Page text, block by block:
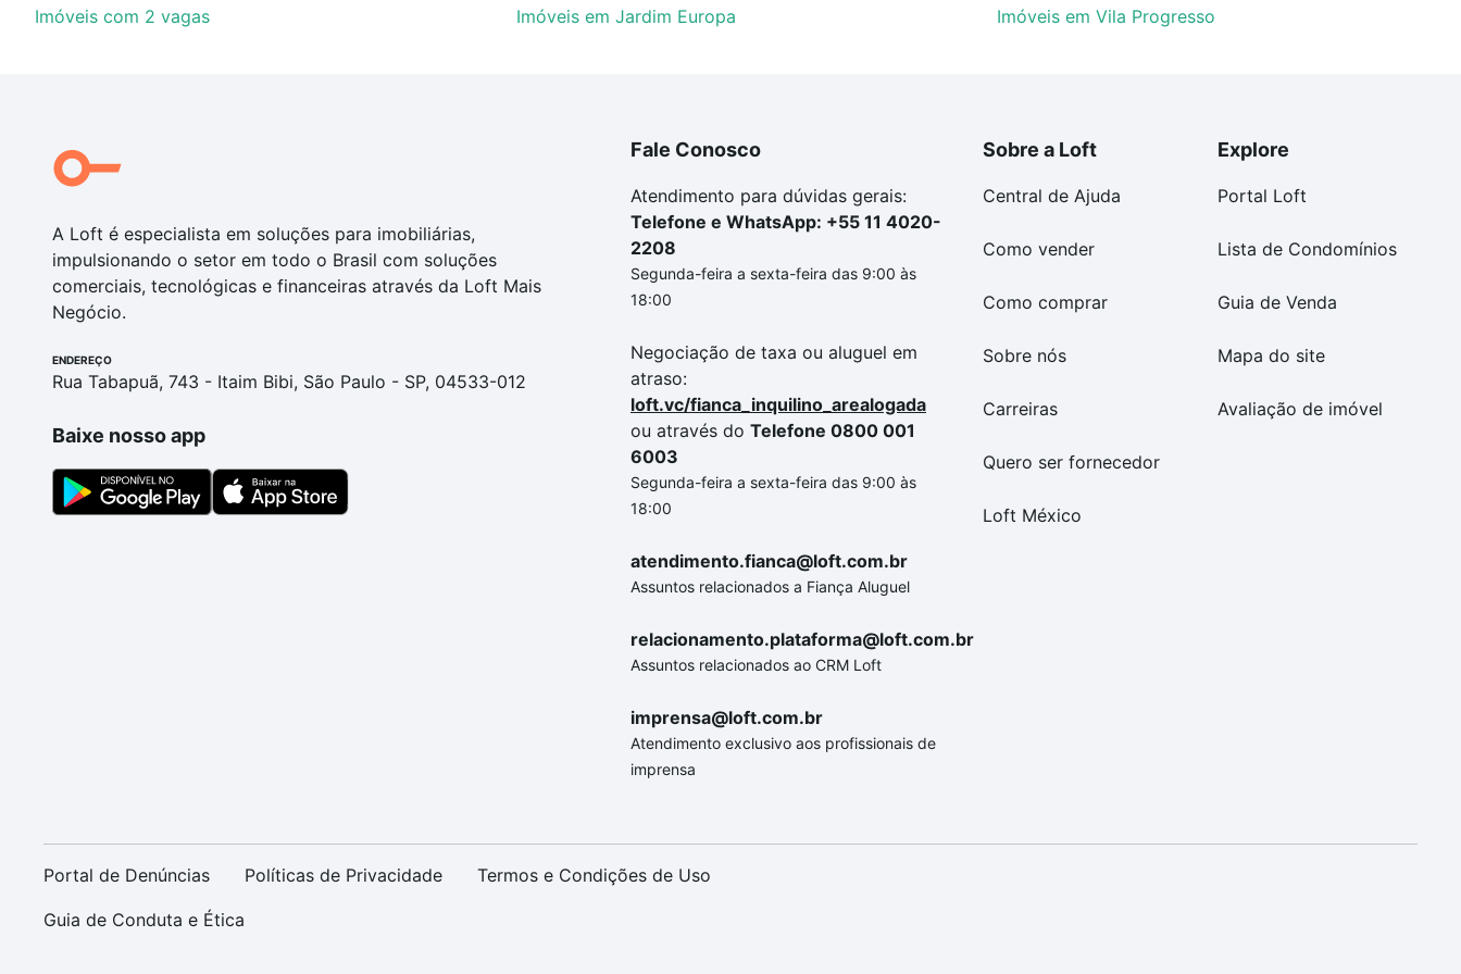
Imóveis com 2 vagas
Imóveis em Jardim Europa
Imóveis em Vila Progresso
A Loft é especialista em soluções para imobiliárias,
impulsionando o setor em todo o Brasil com soluções
comerciais, tecnológicas e financeiras através da Loft Mais
Negócio.
ENDEREÇO
Rua Tabapuã, 743 - Itaim Bibi, São Paulo - SP, 04533-012
Baixe nosso app
Fale Conosco
Atendimento para dúvidas gerais:
Telefone e WhatsApp: +55 11 4020-
2208
Segunda-feira a sexta-feira das 9:00 às
18:00
Negociação de taxa ou aluguel em
atraso:
loft.vc/fianca_inquilino_arealogada
ou através do Telefone 0800 001
6003
Segunda-feira a sexta-feira das 9:00 às
18:00
atendimento.fianca@loft.com.br
Assuntos relacionados a Fiança Aluguel
relacionamento.plataforma@loft.com.br
Assuntos relacionados ao CRM Loft
imprensa@loft.com.br
Atendimento exclusivo aos profissionais de
imprensa
Sobre a Loft
Central de Ajuda
Como vender
Como comprar
Sobre nós
Carreiras
Quero ser fornecedor
Loft México
Explore
Portal Loft
Lista de Condomínios
Guia de Venda
Mapa do site
Avaliação de imóvel
Portal de Denúncias Políticas de Privacidade Termos e Condições de Uso
Guia de Conduta e Ética